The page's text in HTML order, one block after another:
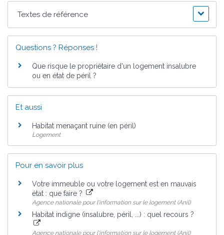
Textes de référence
Questions ? Réponses !
Que risque le propriétaire d'un logement insalubre
ou en état de péril ?
Et aussi
Habitat menaçant ruine (en péril)
Logement
Pour en savoir plus
Votre immeuble ou votre logement est en mauvais
état : que faire ?
Agence nationale pour l'information sur le logement (Anil)
Habitat indigne (insalubre, péril, ...) : quel recours ?
Agence nationale pour l'information sur le logement (Anil)